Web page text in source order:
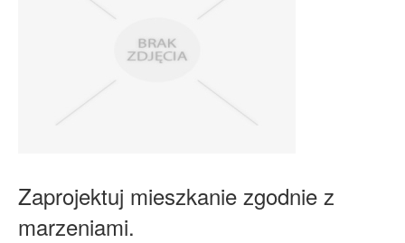
Książki, Czasopisma
Odzież
Sport
Zaprojektuj mieszkanie zgodnie z
marzeniami.